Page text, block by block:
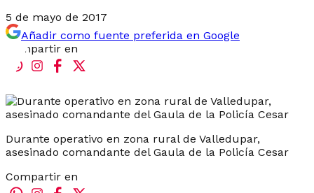
5 de mayo de 2017
Añadir como fuente preferida en Google
Compartir en
Durante operativo en zona rural de Valledupar,
asesinado comandante del Gaula de la Policía Cesar
Compartir en